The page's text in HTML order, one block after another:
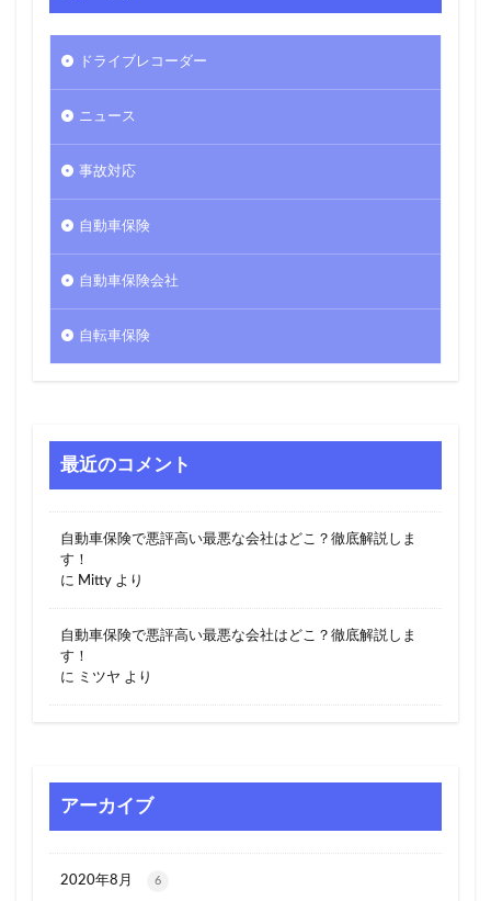
ドライブレコーダー
ニュース
事故対応
自動車保険
自動車保険会社
自転車保険
最近のコメント
自動車保険で悪評高い最悪な会社はどこ？徹底解説しま
す！
に Mitty より
自動車保険で悪評高い最悪な会社はどこ？徹底解説しま
す！
に ミツヤ より
アーカイブ
2020年8月 6